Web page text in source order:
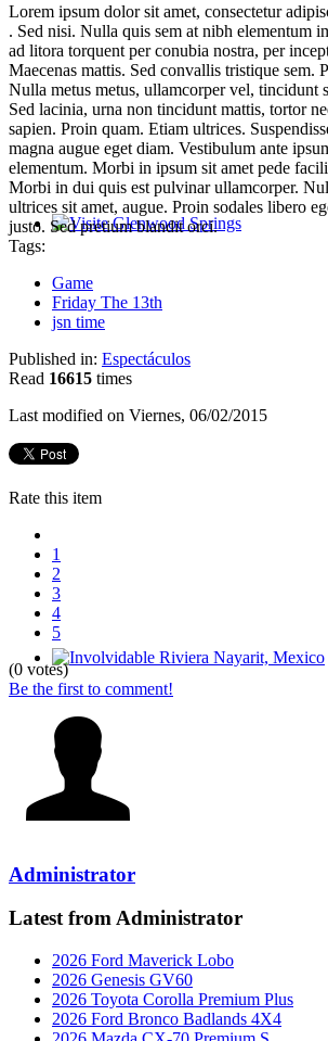
Involvidable Riviera Nayarit, Mexico
Lorem ipsum dolor sit amet, consectetur
. Sed nisi. Nulla quis sem at nibh elementum
ad litora torquent per conubia nostra, per
Maecenas mattis. Sed convallis tristique
Nulla metus metus, ullamcorper vel, tincidunt
Sed lacinia, urna non tincidunt mattis, tortor
sapien. Proin quam. Etiam ultrices.
magna augue eget diam. Vestibulum ante
elementum. Morbi in ipsum sit amet pede
Morbi in dui quis est pulvinar ullamcorper.
ultrices sit amet, augue. Proin sodales libero
justo. Sed pretium blandit orci.
Tags:
Game
Friday The 13th
jsn time
Published in: Espectáculos
Read 16615 times
Last modified on Viernes, 06/02/2015
Rate this item
1
2
3
4
5
(0 votes)
Be the first to comment!
Administrator
Latest from Administrator
2026 Ford Maverick Lobo
2026 Genesis GV60
2026 Toyota Corolla Premium Plus
2026 Ford Bronco Badlands 4X4